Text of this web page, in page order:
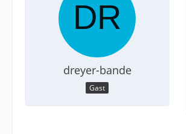
dreyer-bande
Gast